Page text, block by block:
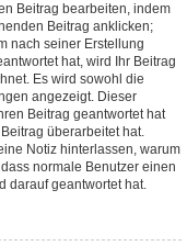
Beitrag bearbeiten, indem
Beitrag anklicken;
nach seiner Erstellung
hat, wird Ihr Beitrag
Es wird sowohl die
angezeigt. Dieser
Beitrag geantwortet hat
überarbeitet hat.
Notiz hinterlassen, warum
normale Benutzer einen
darauf geantwortet hat.